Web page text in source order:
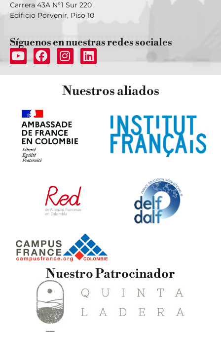
Carrera 43A N°1 Sur 220
Edificio Porvenir, Piso 10
Síguenos en nuestras redes sociales
Nuestrosaliados
Nuestro Patrocinador